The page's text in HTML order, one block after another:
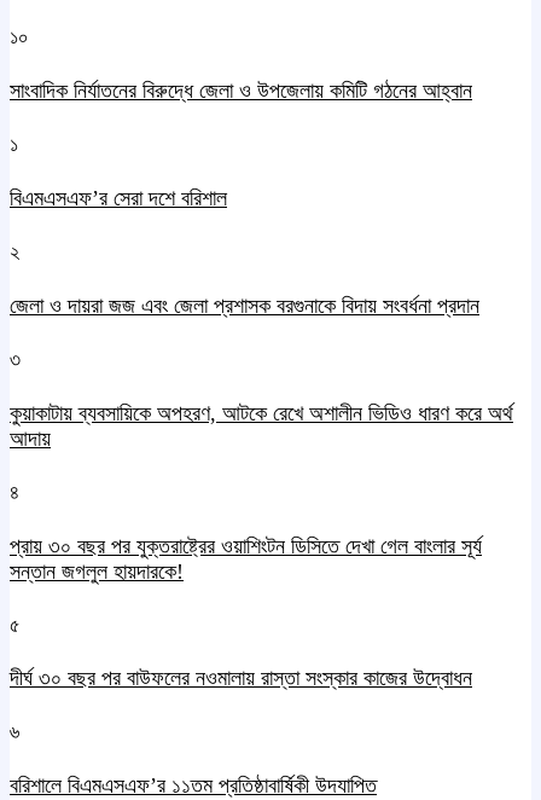
১০
সাংবাদিক নির্যাতনের বিরুদ্ধে জেলা ও উপজেলায় কমিটি গঠনের আহ্বান
১
বিএমএসএফ’র সেরা দশে বরিশাল
২
জেলা ও দায়রা জজ এবং জেলা প্রশাসক বরগুনাকে বিদায় সংবর্ধনা প্রদান
৩
কুয়াকাটায় ব্যবসায়িকে অপহরণ, আটকে রেখে অশালীন ভিডিও ধারণ করে অর্থ
আদায়
৪
প্রায় ৩০ বছর পর যুক্তরাষ্ট্রের ওয়াশিংটন ডিসিতে দেখা গেল বাংলার সূর্য
সন্তান জগলুল হায়দারকে!
৫
দীর্ঘ ৩০ বছর পর বাউফলের নওমালায় রাস্তা সংস্কার কাজের উদ্বোধন
৬
বরিশালে বিএমএসএফ’র ১১তম প্রতিষ্ঠাবার্ষিকী উদযাপিত